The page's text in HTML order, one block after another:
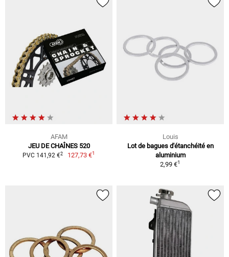
AFAM
JEU DE CHAÎNES 520
PVC 141,92 €2 127,73 €1
Louis
Lot de bagues d'étanchéité en
aluminium
2,99 €1